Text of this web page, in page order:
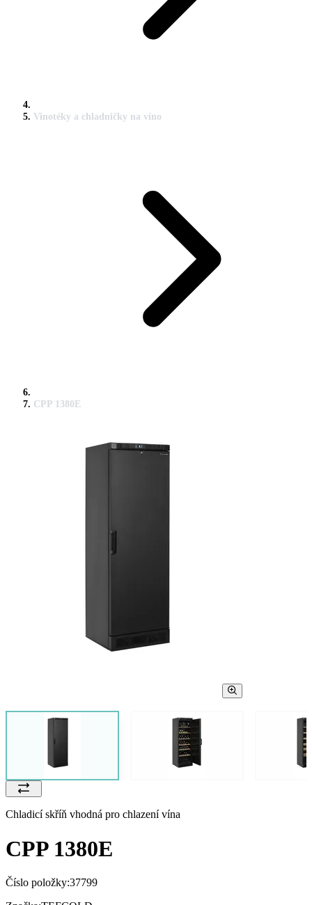
Vinotéky a chladničky na víno
CPP 1380E
Chladicí skříň vhodná pro chlazení vína
CPP 1380E
Číslo položky:37799